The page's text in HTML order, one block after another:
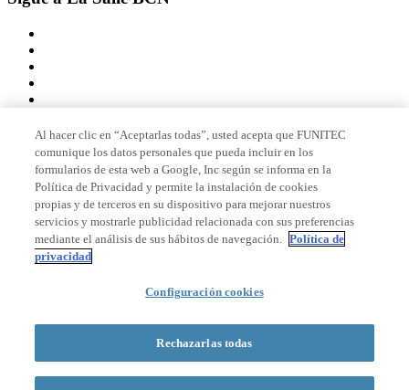
Miembro de
Acreditaciones
© 2026 La Salle Campus Barcelona - URL |
Formulario de búsqueda
Al hacer clic en “Aceptarlas todas”, usted acepta que FUNITEC
comunique los datos personales que pueda incluir en los
formularios de esta web a Google, Inc según se informa en la
Política de Privacidad y permite la instalación de cookies
propias y de terceros en su dispositivo para mejorar nuestros
servicios y mostrarle publicidad relacionada con sus preferencias
mediante el análisis de sus hábitos de navegación. Política de
privacidad
Configuración cookies
Rechazarlas todas